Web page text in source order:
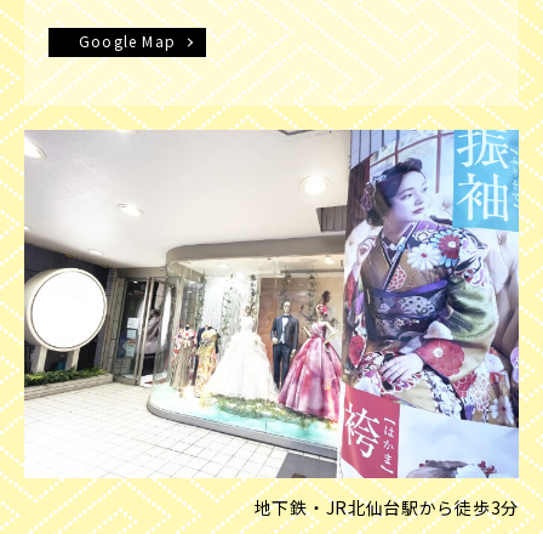
Google Map
地下鉄・JR北仙台駅から徒歩3分